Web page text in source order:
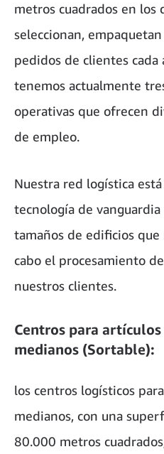
metros cuadrados en los
seleccionan,
pedidos de clientes cada
tenemos actualmente
operativas que ofrecen
de empleo.
Nuestra red logística
tecnología de
tamaños de edificios
cabo el procesamiento
nuestros clientes.
Centros para
medianos (Sortable):
los centros logísticos
medianos, con una
80.000 metros